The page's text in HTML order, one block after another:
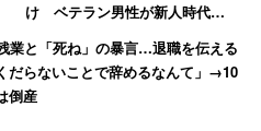
力」を大きく上回っている。
、
け ベテラン男性が新人時代に
目撃した“退職ドミノ”の現場
【前編】
業と「死ね」の暴言…退職を伝える
だらないことで辞めるなんて」→10
倒産